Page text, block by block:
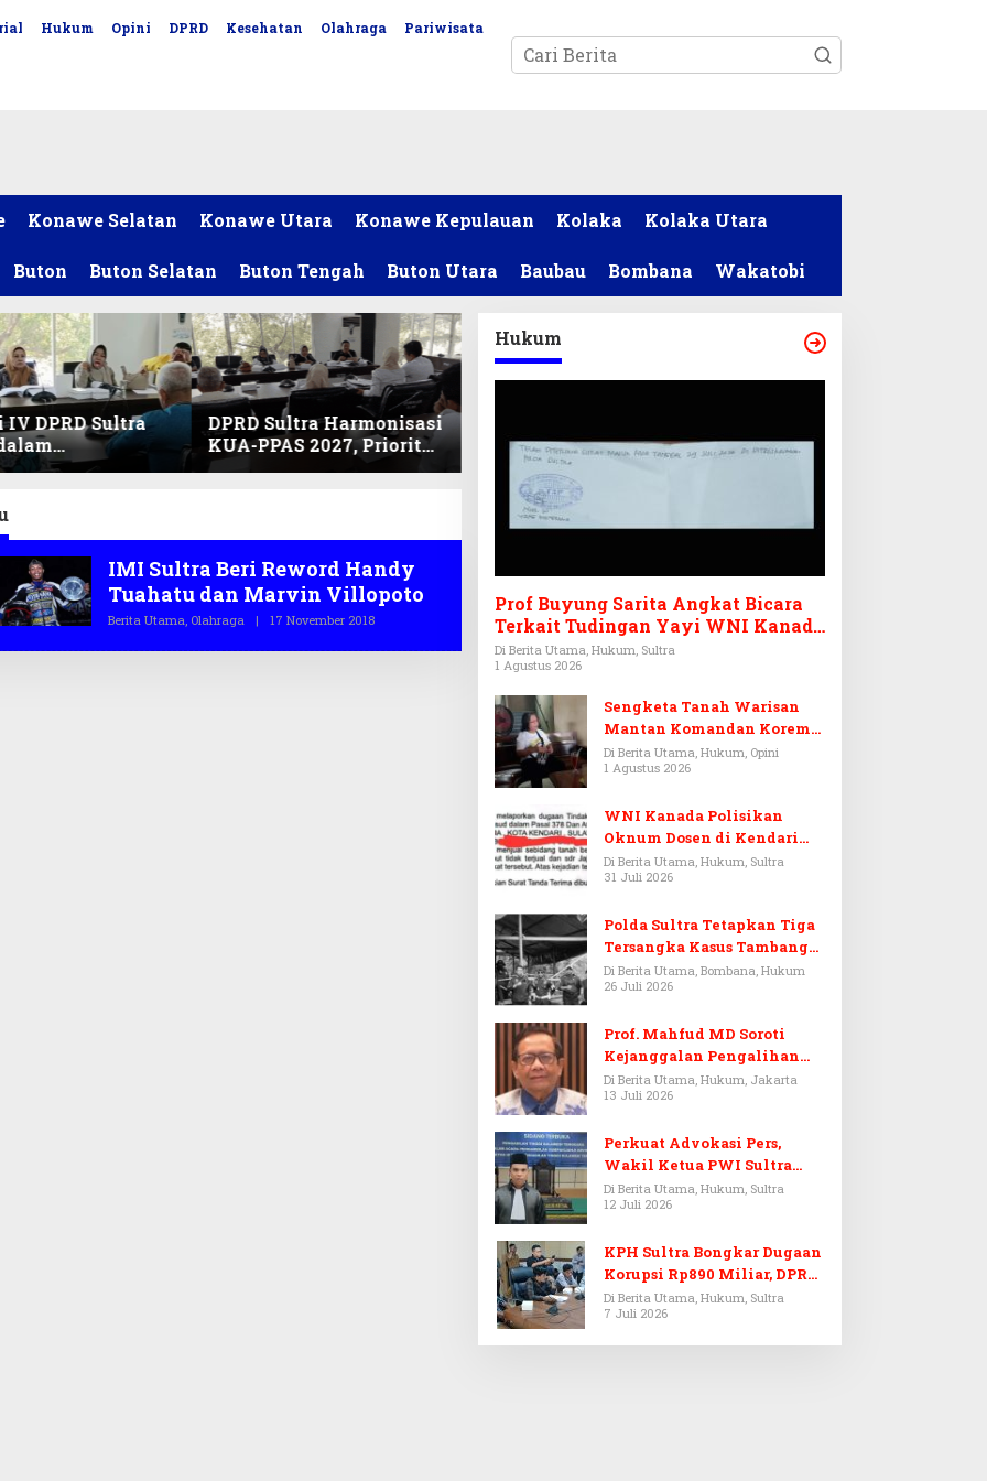
Hukum Opini DPRD Kesehatan Olahraga Pariwisata
Konawe Selatan Konawe Utara Konawe Kepulauan Kolaka Kolaka Utara
Buton Buton Selatan Buton Tengah Buton Utara Baubau Bombana Wakatobi
DPRD Sultra
KUA-PPAS
DPRD Sultra Harmonisasi
KUA-PPAS 2027, Prioritas
Pendidikan, Kebudayaan,
IMI Sultra Beri Reword Handy
Tuahatu dan Marvin Villopoto
Berita Utama, Olahraga | 17 November 2018O
E
Hukum
Prof Buyung Sarita Angkat Bicara
Terkait Tudingan Yayi WNI Kanada
Ditagih Utang Rp3,6 Miliar
Di Berita Utama, Hukum, Sultra
1 Agustus 2026
Sengketa Tanah Warisan
Mantan Komandan Korem
143/HO, Ketika Warisan
Menjadi Arena Pemerasan
Di Berita Utama, Hukum, Opini
1 Agustus 2026
WNI Kanada Polisikan
Oknum Dosen di Kendari
Terkait Aset Puluhan Miliar
Di Berita Utama, Hukum, Sultra
31 Juli 2026
Polda Sultra Tetapkan Tiga
Tersangka Kasus Tambang
Emas Ilegal di Bombana
Di Berita Utama, Bombana, Hukum
26 Juli 2026
Prof. Mahfud MD Soroti
Kejanggalan Pengalihan
Penyelidikan Tersangka
Febrie Adriansyah
Di Berita Utama, Hukum, Jakarta
13 Juli 2026
Perkuat Advokasi Pers,
Wakil Ketua PWI Sultra
Resmi Dilantik Menjadi
Advokat PERADI
Di Berita Utama, Hukum, Sultra
12 Juli 2026
KPH Sultra Bongkar Dugaan
Korupsi Rp890 Miliar, DPRD
Sultra Gelar RDP
Di Berita Utama, Hukum, Sultra
7 Juli 2026